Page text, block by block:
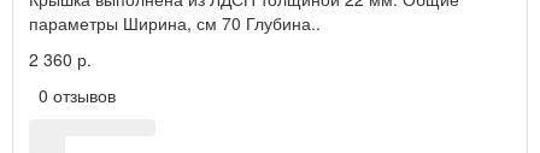
параметры Ширина, см 70 Глубина..
2 360 р.
0 отзывов